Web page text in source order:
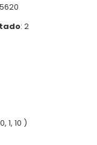
: 2
1, 10 )